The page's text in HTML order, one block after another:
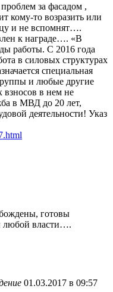
за фасадом ,
кому-то возразить или
и не вспомнят….
к награде…. «В
работы. С 2016 года
в силовых структурах
специальная
и любые другие
взносов в нем не
в МВД до 20 лет,
деятельности! Указ
готовы
любой власти….
01.03.2017 в 09:57